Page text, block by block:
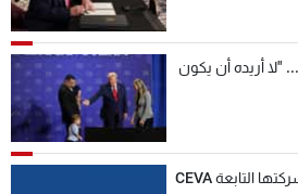
"لا أريده أن يكون
مجموعة CMA CGM عبر شركتها التابعة CEVA